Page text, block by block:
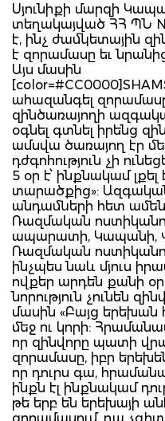
Սյունիքի մարզի
տեղակայված ՀՀ ՊՆ
է, ինչ ժամկետային
է զորամասը եւ
Այս մասին
ահազանգել
զինծառայողի
օգնել գտնել իրենց
ամսվա ծառայող էր
դժգոհություն չի
5 օր է՝ ինքնակամ
տարածքից»:
անդամների հետ
Ռազմական
ապարատի, Կապանի,
Ռազմական
ինչպես նաև մյուս
ովքեր արդեն քանի օր
նորություն չունեն
մասին «Բայց երեխան
մեջ ու կորի:
որ զինվորը պատի
զորամասը, իբր երեխեն
որ դուրս գա,
ինքն էլ ինքնակամ
թե երբ են երեխայի